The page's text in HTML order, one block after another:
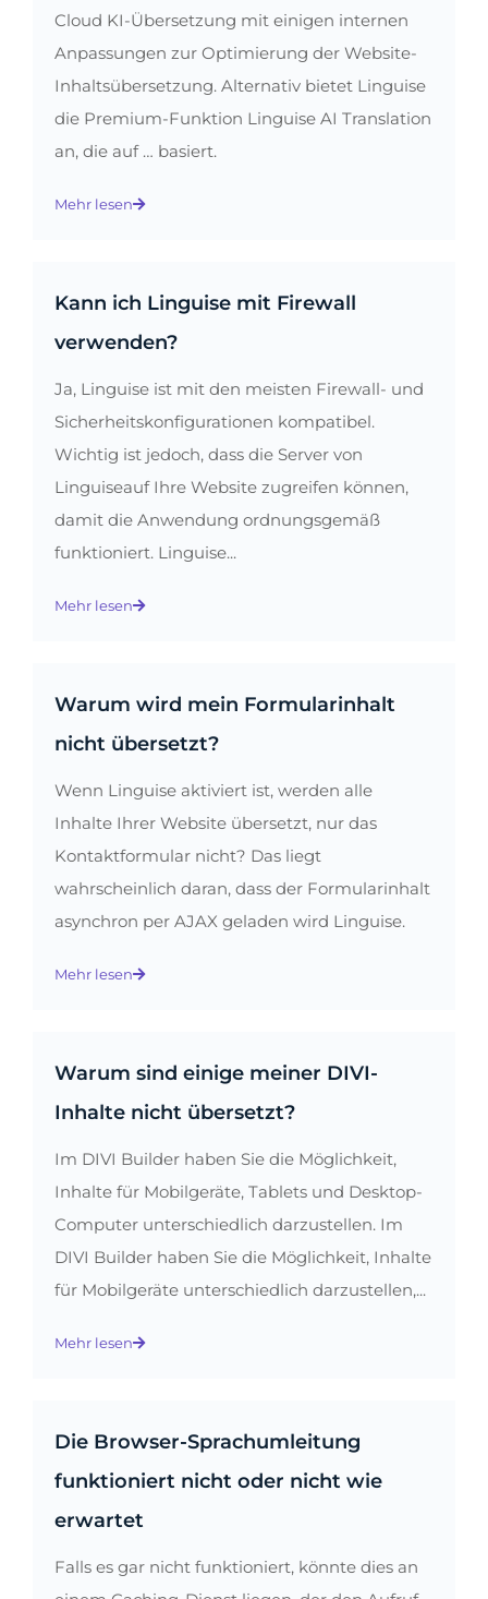
Cloud KI-Übersetzung mit einigen internen
Anpassungen zur Optimierung der Website-
Inhaltsübersetzung. Alternativ bietet Linguise
die Premium-Funktion Linguise AI Translation
an, die auf … basiert.
Mehr lesen
Kann ich Linguise mit Firewall
verwenden?
Ja, Linguise ist mit den meisten Firewall- und
Sicherheitskonfigurationen kompatibel.
Wichtig ist jedoch, dass die Server von
Linguiseauf Ihre Website zugreifen können,
damit die Anwendung ordnungsgemäß
funktioniert. Linguise...
Mehr lesen
Warum wird mein Formularinhalt
nicht übersetzt?
Wenn Linguise aktiviert ist, werden alle
Inhalte Ihrer Website übersetzt, nur das
Kontaktformular nicht? Das liegt
wahrscheinlich daran, dass der Formularinhalt
asynchron per AJAX geladen wird Linguise.
Mehr lesen
Warum sind einige meiner DIVI-
Inhalte nicht übersetzt?
Im DIVI Builder haben Sie die Möglichkeit,
Inhalte für Mobilgeräte, Tablets und Desktop-
Computer unterschiedlich darzustellen. Im
DIVI Builder haben Sie die Möglichkeit, Inhalte
für Mobilgeräte unterschiedlich darzustellen,...
Mehr lesen
Die Browser-Sprachumleitung
funktioniert nicht oder nicht wie
erwartet
Falls es gar nicht funktioniert, könnte dies an